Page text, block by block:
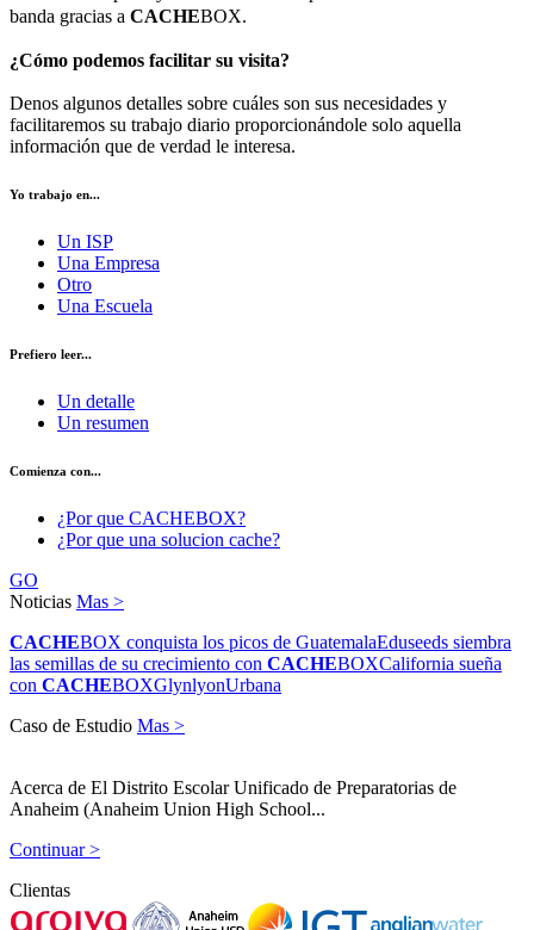
banda gracias a CACHEBOX.
¿Cómo podemos facilitar su visita?
Denos algunos detalles sobre cuáles son sus necesidades y
facilitaremos su trabajo diario proporcionándole solo aquella
información que de verdad le interesa.
Yo trabajo en...
Un ISP
Una Empresa
Otro
Una Escuela
Prefiero leer...
Un detalle
Un resumen
Comienza con...
¿Por que CACHEBOX?
¿Por que una solucion cache?
GO
Noticias Mas >
CACHEBOX conquista los picos de GuatemalaEduseeds siembra
las semillas de su crecimiento con CACHEBOXCalifornia sueña
con CACHEBOXGlynlyonUrbana
Caso de Estudio Mas >
Acerca de El Distrito Escolar Unificado de Preparatorias de
Anaheim (Anaheim Union High School...
Continuar >
Clientas